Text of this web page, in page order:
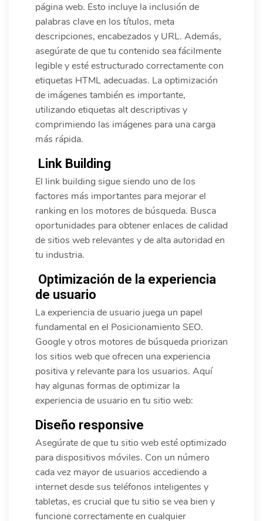
página web. Esto incluye la inclusión de
palabras clave en los títulos, meta
descripciones, encabezados y URL. Además,
asegúrate de que tu contenido sea fácilmente
legible y esté estructurado correctamente con
etiquetas HTML adecuadas. La optimización
de imágenes también es importante,
utilizando etiquetas alt descriptivas y
comprimiendo las imágenes para una carga
más rápida.
Link Building
El link building sigue siendo uno de los
factores más importantes para mejorar el
ranking en los motores de búsqueda. Busca
oportunidades para obtener enlaces de calidad
de sitios web relevantes y de alta autoridad en
tu industria.
Optimización de la experiencia
de usuario
La experiencia de usuario juega un papel
fundamental en el Posicionamiento SEO.
Google y otros motores de búsqueda priorizan
los sitios web que ofrecen una experiencia
positiva y relevante para los usuarios. Aquí
hay algunas formas de optimizar la
experiencia de usuario en tu sitio web:
Diseño responsive
Asegúrate de que tu sitio web esté optimizado
para dispositivos móviles. Con un número
cada vez mayor de usuarios accediendo a
internet desde sus teléfonos inteligentes y
tabletas, es crucial que tu sitio se vea bien y
funcione correctamente en cualquier